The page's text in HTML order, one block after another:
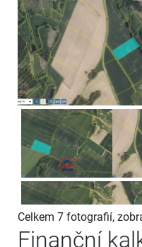
Celkem 7 fotografií,
Finanční